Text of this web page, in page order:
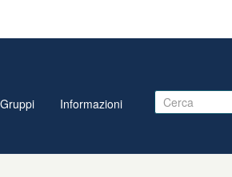
Gruppi Informazioni